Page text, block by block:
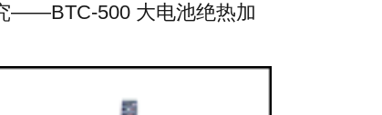
——BTC-500 大电池绝热加